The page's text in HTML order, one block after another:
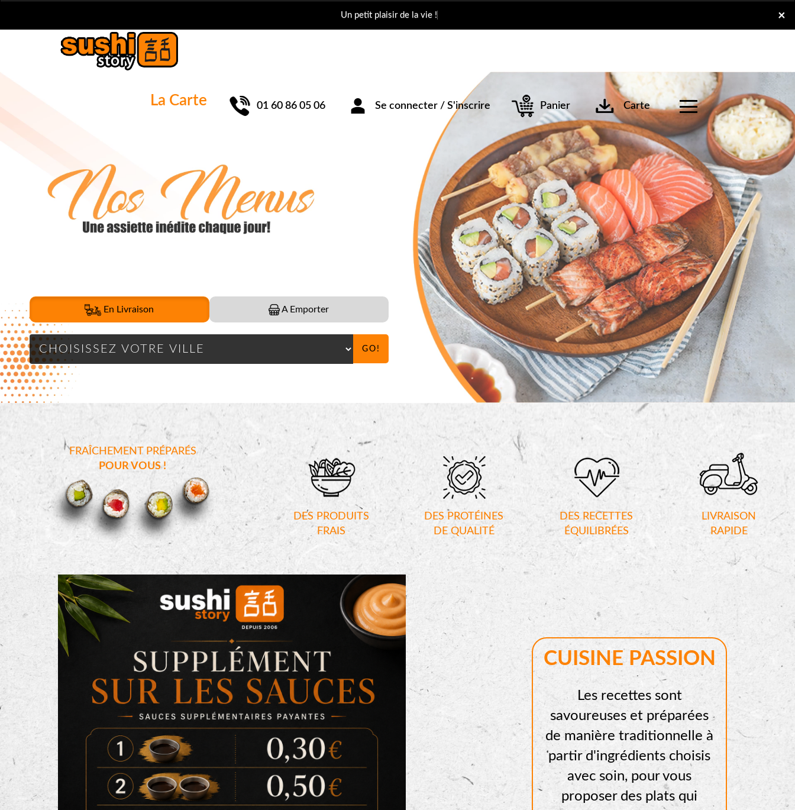
×
Un petit plaisir d
La Carte 01 60 86 05 06 Se connecter / S'inscrire Panier Carte
x
En Livraison A Emporter
GO!
FRAÎCHEMENT PRÉPARÉS
POUR VOUS !
DES PRODUITS
FRAIS
DES PROTÉINES
DE QUALITÉ
DES RECETTES
ÉQUILIBRÉES
LIVRAISON
RAPIDE
CUISINE PASSION
Les recettes sont
savoureuses et préparées
de manière traditionnelle à
partir d'ingrédients choisis
avec soin, pour vous
proposer des plats qui